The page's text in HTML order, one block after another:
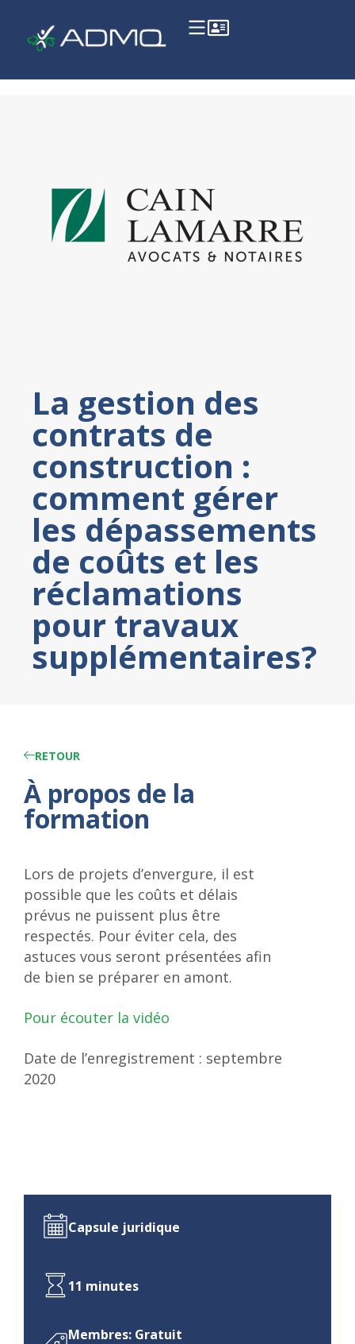
La gestion des
contrats de
construction :
comment gérer
les dépassements
de coûts et les
réclamations
pour travaux
supplémentaires?
RETOUR
À propos de la
formation
Lors de projets d’envergure, il est
possible que les coûts et délais
prévus ne puissent plus être
respectés. Pour éviter cela, des
astuces vous seront présentées afin
de bien se préparer en amont.
Pour écouter la vidéo
Date de l’enregistrement : septembre
2020
Capsule juridique
11 minutes
Membres: Gratuit